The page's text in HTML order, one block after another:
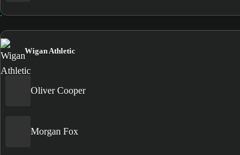
Wigan Athletic
Oliver Cooper
Morgan Fox